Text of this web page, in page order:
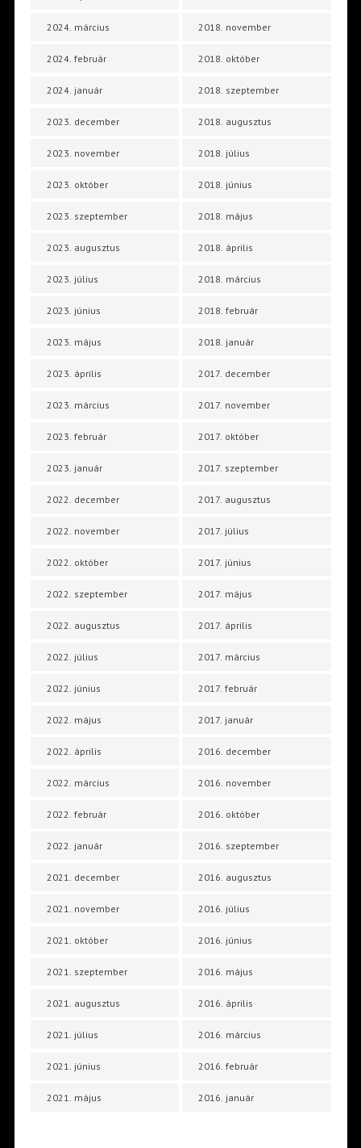
2024. március
2024. február
2024. január
2023. december
2023. november
2023. október
2023. szeptember
2023. augusztus
2023. július
2023. június
2023. május
2023. április
2023. március
2023. február
2023. január
2022. december
2022. november
2022. október
2022. szeptember
2022. augusztus
2022. július
2022. június
2022. május
2022. április
2022. március
2022. február
2022. január
2021. december
2021. november
2021. október
2021. szeptember
2021. augusztus
2021. július
2021. június
2021. május
2018. november
2018. október
2018. szeptember
2018. augusztus
2018. július
2018. június
2018. május
2018. április
2018. március
2018. február
2018. január
2017. december
2017. november
2017. október
2017. szeptember
2017. augusztus
2017. július
2017. június
2017. május
2017. április
2017. március
2017. február
2017. január
2016. december
2016. november
2016. október
2016. szeptember
2016. augusztus
2016. július
2016. június
2016. május
2016. április
2016. március
2016. február
2016. január